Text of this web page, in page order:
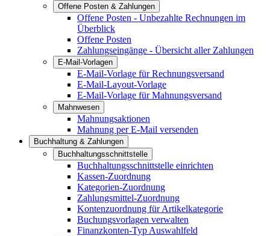
Offene Posten & Zahlungen
Offene Posten - Unbezahlte Rechnungen im
Überblick
Offene Posten
Zahlungseingänge - Übersicht aller Zahlungen
E-Mail-Vorlagen
E-Mail-Vorlage für Rechnungsversand
E-Mail-Layout-Vorlage
E-Mail-Vorlage für Mahnungsversand
Mahnwesen
Mahnungsaktionen
Mahnung per E-Mail versenden
Buchhaltung & Zahlungen
Buchhaltungsschnittstelle
Buchhaltungsschnittstelle einrichten
Kassen-Zuordnung
Kategorien-Zuordnung
Zahlungsmittel-Zuordnung
Kontenzuordnung für Artikelkategorie
Buchungsvorlagen verwalten
Finanzkonten-Typ Auswahlfeld